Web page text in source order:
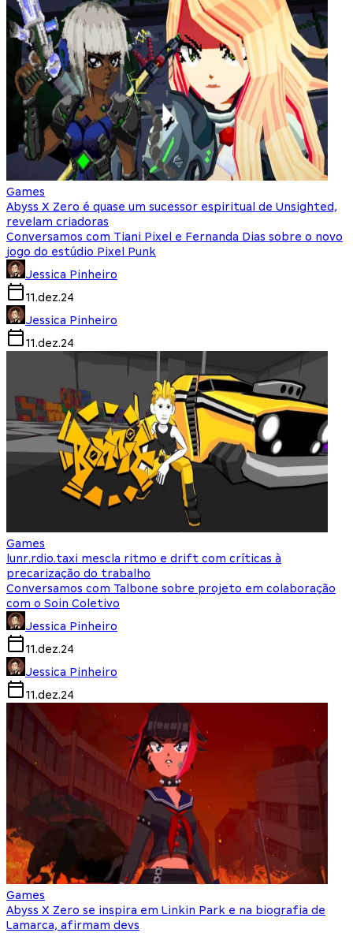
Games
Abyss X Zero é quase um sucessor espiritual de Unsighted,
revelam criadoras
Conversamos com Tiani Pixel e Fernanda Dias sobre o novo
jogo do estúdio Pixel Punk
Jessica Pinheiro
11.dez.24
Jessica Pinheiro
11.dez.24
Games
lunr.rdio.taxi mescla ritmo e drift com críticas à
precarização do trabalho
Conversamos com Talbone sobre projeto em colaboração
com o Soin Coletivo
Jessica Pinheiro
11.dez.24
Jessica Pinheiro
11.dez.24
Games
Abyss X Zero se inspira em Linkin Park e na biografia de
Lamarca, afirmam devs